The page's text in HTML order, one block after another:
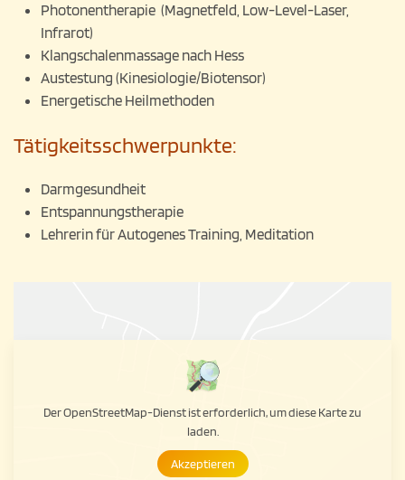
Photonentherapie (Magnetfeld, Low-Level-Laser,
Infrarot)
Klangschalenmassage nach Hess
Austestung (Kinesiologie/Biotensor)
Energetische Heilmethoden
Tätigkeitsschwerpunkte:
Darmgesundheit
Entspannungstherapie
Lehrerin für Autogenes Training, Meditation
Der OpenStreetMap-Dienst ist erforderlich, um diese Karte zu
laden.
Akzeptieren